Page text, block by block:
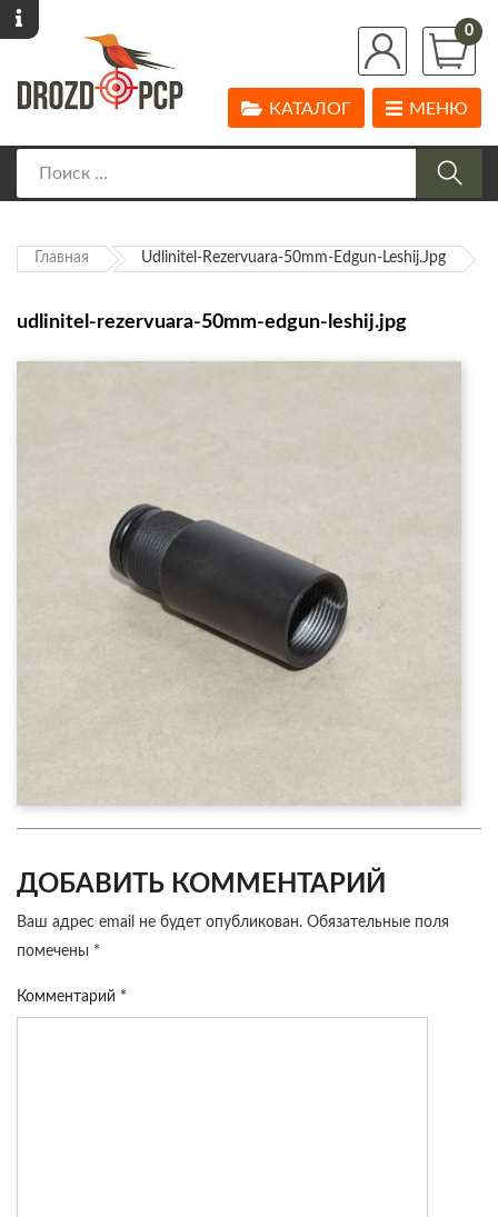
0
МЕНЮ
КАТАЛОГ
Главная Udlinitel-Rezervuara-50mm-Edgun-Leshij.jpg
udlinitel-rezervuara-50mm-edgun-leshij.jpg
ДОБАВИТЬ КОММЕНТАРИЙ
Ваш адрес email не будет опубликован. Обязательные поля
помечены *
Комментарий *